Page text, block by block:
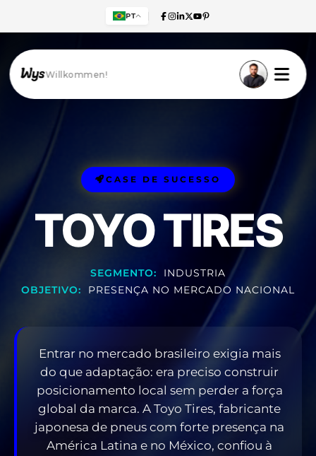
PT
Willkommen!
CASE DE SUCESSO
TOYO TIRES
SEGMENTO:
INDUSTRIA
OBJETIVO:
PRESENÇA NO MERCADO NACIONAL
Entrar no mercado brasileiro exigia mais
do que adaptação: era preciso construir
posicionamento local sem perder a força
global da marca. A Toyo Tires, fabricante
japonesa de pneus com forte presença na
América Latina e no México, confiou à